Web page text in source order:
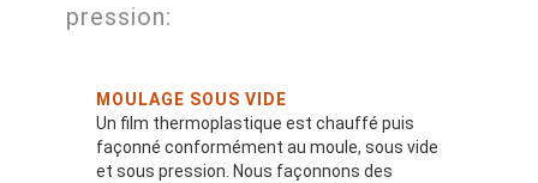
pression:
MOULAGE SOUS VIDE
Un film thermoplastique est chauffé puis
façonné conformément au moule, sous vide
et sous pression. Nous façonnons des